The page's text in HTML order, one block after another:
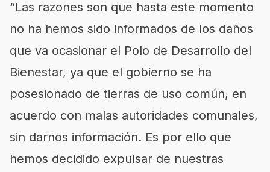
“Las razones son que hasta este momento
no ha hemos sido informados de los daños
que va ocasionar el Polo de Desarrollo del
Bienestar, ya que el gobierno se ha
posesionado de tierras de uso común, en
acuerdo con malas autoridades comunales,
sin darnos información. Es por ello que
hemos decidido expulsar de nuestras